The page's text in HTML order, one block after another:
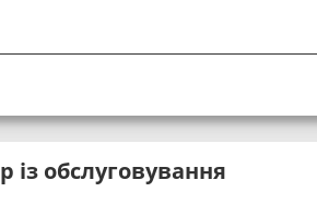
із обслуговування